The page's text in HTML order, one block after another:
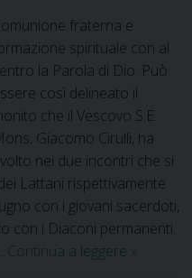
fraterna e
spirituale con al
la Parola di Dio. Può
così delineato il
che il Vescovo S.E.
Giacomo Cirulli, ha
nei due incontri che si
Lattani rispettivamente
con i giovani sacerdoti,
con i Diaconi permanenti.
Continua a leggere »